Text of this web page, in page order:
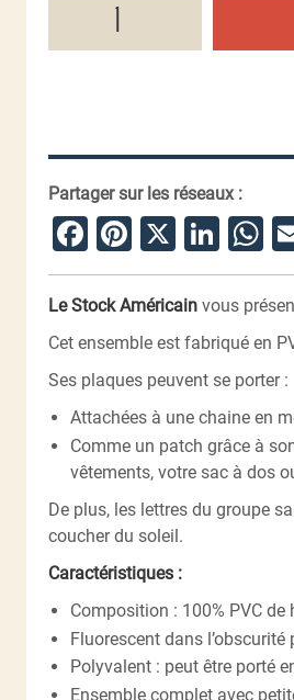
AB+
Partager sur les réseaux :
Facebook
Pinterest
X
Le Stock Américain vous
Cet ensemble est fabriqué en
Ses plaques peuvent se porter :
Attachées à une chaine en
Comme un patch grâce à
vêtements, votre sac à dos
De plus, les lettres du groupe
coucher du soleil.
Caractéristiques :
Composition : 100% PVC de
Fluorescent dans
Polyvalent : peut être porté
Ensemble complet avec